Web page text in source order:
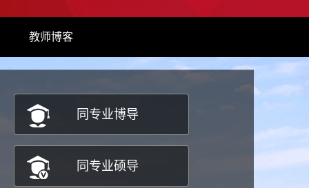
教师博客
同专业博导
同专业硕导